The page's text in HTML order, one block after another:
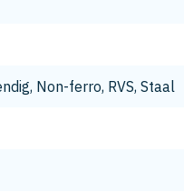
Non-ferro, RVS, Staal